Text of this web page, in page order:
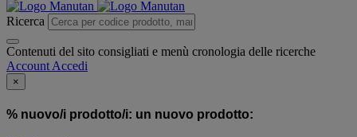
Ricerca
Contenuti del sito consigliati e menù cronologia delle ricerche
Account Accedi
×
% nuovo/i prodotto/i: un nuovo prodotto: